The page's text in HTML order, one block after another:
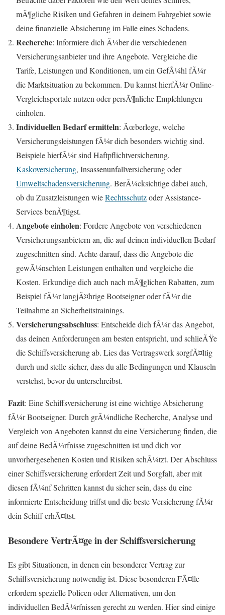
mÃ¶gliche Risiken und Gefahren in deinem Fahrgebiet sowie
deine finanzielle Absicherung im Falle eines Schadens.
Recherche: Informiere dich Ã¼ber die verschiedenen
Versicherungsanbieter und ihre Angebote. Vergleiche die
Tarife, Leistungen und Konditionen, um ein GefÃ¼hl fÃ¼r
die Marktsituation zu bekommen. Du kannst hierfÃ¼r Online-
Vergleichsportale nutzen oder persÃ¶nliche Empfehlungen
einholen.
Individuellen Bedarf ermitteln: Ãœberlege, welche
Versicherungsleistungen fÃ¼r dich besonders wichtig sind.
Beispiele hierfÃ¼r sind Haftpflichtversicherung,
Kaskoversicherung, Insassenunfallversicherung oder
Umweltschadensversicherung. BerÃ¼cksichtige dabei auch,
ob du Zusatzleistungen wieRechtsschutzoder Assistance-
Services benÃ¶tigst.
Angebote einholen: Fordere Angebote von verschiedenen
Versicherungsanbietern an, die auf deinen individuellen Bedarf
zugeschnitten sind. Achte darauf, dass die Angebote die
gewÃ¼nschten Leistungen enthalten und vergleiche die
Kosten. Erkundige dich auch nach mÃ¶glichen Rabatten, zum
Beispiel fÃ¼r langjÃ¤hrige Bootseigner oder fÃ¼r die
Teilnahme an Sicherheitstrainings.
Versicherungsabschluss: Entscheide dich fÃ¼r das Angebot,
das deinen Anforderungen am besten entspricht, und schlieÃŸe
die Schiffsversicherung ab. Lies das Vertragswerk sorgfÃ¤ltig
durch und stelle sicher, dass du alle Bedingungen und Klauseln
verstehst, bevor du unterschreibst.
Fazit: Eine Schiffsversicherung ist eine wichtige Absicherung
fÃ¼r Bootseigner. Durch grÃ¼ndliche Recherche, Analyse und
Vergleich von Angeboten kannst du eine Versicherung finden, die
auf deine BedÃ¼rfnisse zugeschnitten ist und dich vor
unvorhergesehenen Kosten und Risiken schÃ¼tzt. Der Abschluss
einer Schiffsversicherung erfordert Zeit und Sorgfalt, aber mit
diesen fÃ¼nf Schritten kannst du sicher sein, dass du eine
informierte Entscheidung triffst und die beste Versicherung fÃ¼r
dein Schiff erhÃ¤ltst.
Besondere VertrÃ¤ge in der Schiffsversicherung
Es gibt Situationen, in denen ein besonderer Vertrag zur
Schiffsversicherung notwendig ist. Diese besonderen FÃ¤lle
erfordern spezielle Policen oder Alternativen, um den
individuellen BedÃ¼rfnissen gerecht zu werden. Hier sind einige